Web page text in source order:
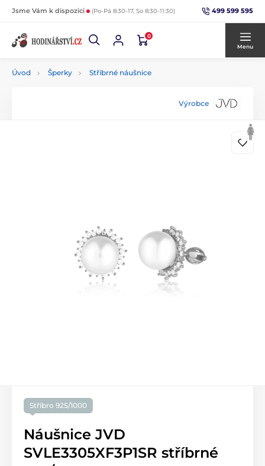
Jsme Vám k dispozici (Po-Pá 8:30-17, So 8:30-11:30) 499 599 595
0
Menu
Úvod Šperky Stříbrné náušnice
Výrobce
Stříbro 925/1000
Náušnice JVD
SVLE3305XF3P1SR stříbrné